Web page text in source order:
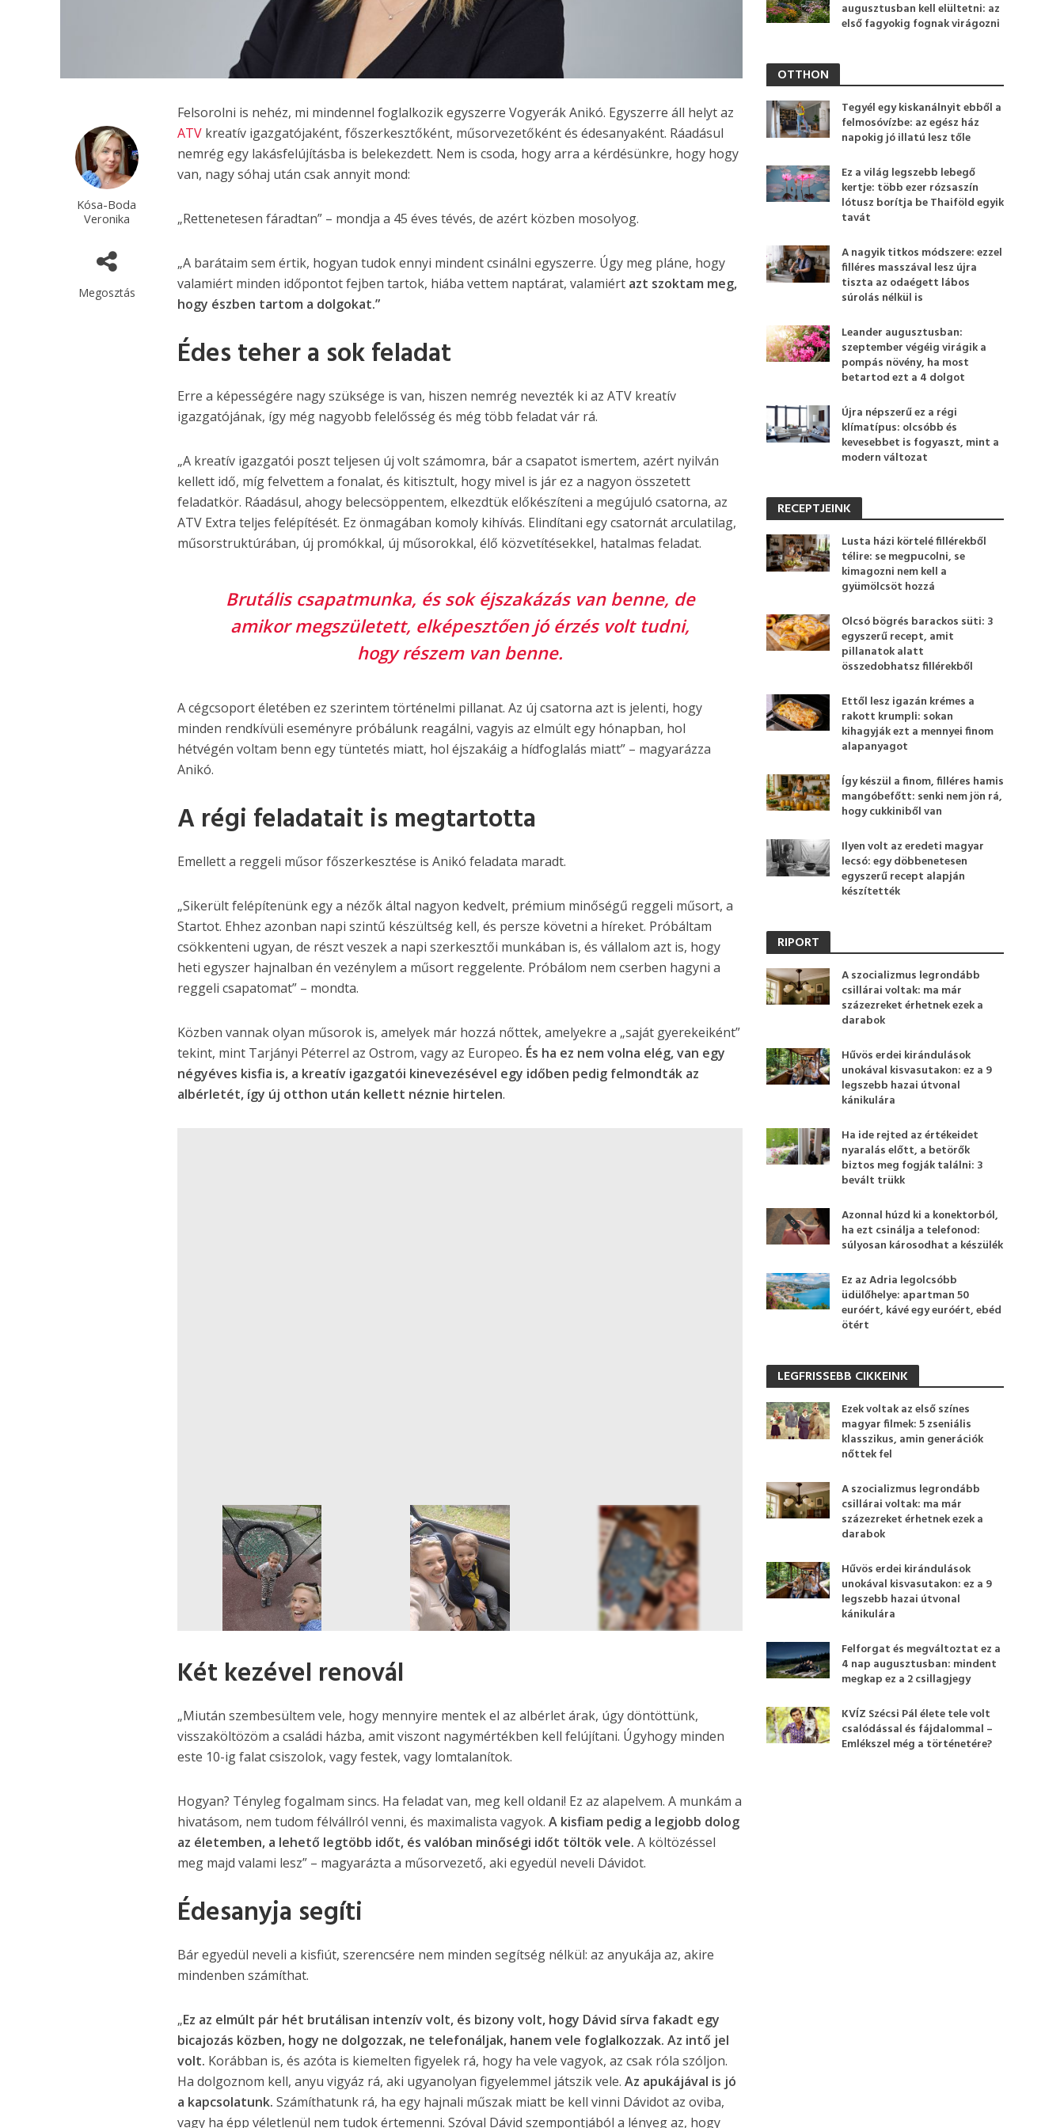
Kósa-Boda
Veronika
Megosztás
Felsorolni is nehéz, mi mindennel foglalkozik egyszerre Vogyerák Anikó. Egyszerre áll helyt az
ATV kreatív igazgatójaként, főszerkesztőként, műsorvezetőként és édesanyaként. Ráadásul
nemrég egy lakásfelújításba is belekezdett. Nem is csoda, hogy arra a kérdésünkre, hogy hogy
van, nagy sóhaj után csak annyit mond:
„Rettenetesen fáradtan” – mondja a 45 éves tévés, de azért közben mosolyog.
„A barátaim sem értik, hogyan tudok ennyi mindent csinálni egyszerre. Úgy meg pláne, hogy
valamiért minden időpontot fejben tartok, hiába vettem naptárat, valamiért azt szoktam meg,
hogy észben tartom a dolgokat.”
Édes teher a sok feladat
Erre a képességére nagy szüksége is van, hiszen nemrég nevezték ki az ATV kreatív
igazgatójának, így még nagyobb felelősség és még több feladat vár rá.
„A kreatív igazgatói poszt teljesen új volt számomra, bár a csapatot ismertem, azért nyilván
kellett idő, míg felvettem a fonalat, és kitisztult, hogy mivel is jár ez a nagyon összetett
feladatkör. Ráadásul, ahogy belecsöppentem, elkezdtük előkészíteni a megújuló csatorna, az
ATV Extra teljes felépítését. Ez önmagában komoly kihívás. Elindítani egy csatornát arculatilag,
műsorstruktúrában, új promókkal, új műsorokkal, élő közvetítésekkel, hatalmas feladat.
Brutális csapatmunka, és sok éjszakázás van benne, de
amikor megszületett, elképesztően jó érzés volt tudni,
hogy részem van benne.
A cégcsoport életében ez szerintem történelmi pillanat. Az új csatorna azt is jelenti, hogy
minden rendkívüli eseményre próbálunk reagálni, vagyis az elmúlt egy hónapban, hol
hétvégén voltam benn egy tüntetés miatt, hol éjszakáig a hídfoglalás miatt” – magyarázza
Anikó.
A régi feladatait is megtartotta
Emellett a reggeli műsor főszerkesztése is Anikó feladata maradt.
„Sikerült felépítenünk egy a nézők által nagyon kedvelt, prémium minőségű reggeli műsort, a
Startot. Ehhez azonban napi szintű készültség kell, és persze követni a híreket. Próbáltam
csökkenteni ugyan, de részt veszek a napi szerkesztői munkában is, és vállalom azt is, hogy
heti egyszer hajnalban én vezénylem a műsort reggelente. Próbálom nem cserben hagyni a
reggeli csapatomat” – mondta.
Közben vannak olyan műsorok is, amelyek már hozzá nőttek, amelyekre a „saját gyerekeiként”
tekint, mint Tarjányi Péterrel az Ostrom, vagy az Europeo. És ha ez nem volna elég, van egy
négyéves kisfia is, a kreatív igazgatói kinevezésével egy időben pedig felmondták az
albérletét, így új otthon után kellett néznie hirtelen.
Két kezével renovál
„Miután szembesültem vele, hogy mennyire mentek el az albérlet árak, úgy döntöttünk,
visszaköltözöm a családi házba, amit viszont nagymértékben kell felújítani. Úgyhogy minden
este 10-ig falat csiszolok, vagy festek, vagy lomtalanítok.
Hogyan? Tényleg fogalmam sincs. Ha feladat van, meg kell oldani! Ez az alapelvem. A munkám a
hivatásom, nem tudom félvállról venni, és maximalista vagyok. A kisfiam pedig a legjobb dolog
az életemben, a lehető legtöbb időt, és valóban minőségi időt töltök vele. A költözéssel
meg majd valami lesz” – magyarázta a műsorvezető, aki egyedül neveli Dávidot.
Édesanyja segíti
Bár egyedül neveli a kisfiút, szerencsére nem minden segítség nélkül: az anyukája az, akire
mindenben számíthat.
„Ez az elmúlt pár hét brutálisan intenzív volt, és bizony volt, hogy Dávid sírva fakadt egy
bicajozás közben, hogy ne dolgozzak, ne telefonáljak, hanem vele foglalkozzak. Az intő jel
volt. Korábban is, és azóta is kiemelten figyelek rá, hogy ha vele vagyok, az csak róla szóljon.
Ha dolgoznom kell, anyu vigyáz rá, aki ugyanolyan figyelemmel játszik vele. Az apukájával is jó
a kapcsolatunk. Számíthatunk rá, ha egy hajnali műszak miatt be kell vinni Dávidot az oviba,
vagy ha épp véletlenül nem tudok értemenni. Szóval Dávid szempontjából a lényeg az, hogy
augusztusban kell elültetni: az
első fagyokig fognak virágozni
OTTHON
Tegyél egy kiskanálnyit ebből a
felmosóvízbe: az egész ház
napokig jó illatú lesz tőle
Ez a világ legszebb lebegő
kertje: több ezer rózsaszín
lótusz borítja be Thaiföld egyik
tavát
A nagyik titkos módszere: ezzel
filléres masszával lesz újra
tiszta az odaégett lábos
súrolás nélkül is
Leander augusztusban:
szeptember végéig virágik a
pompás növény, ha most
betartod ezt a 4 dolgot
Újra népszerű ez a régi
klímatípus: olcsóbb és
kevesebbet is fogyaszt, mint a
modern változat
RECEPTJEINK
Lusta házi körtelé fillérekből
télire: se megpucolni, se
kimagozni nem kell a
gyümölcsöt hozzá
Olcsó bögrés barackos süti: 3
egyszerű recept, amit
pillanatok alatt
összedobhatsz fillérekből
Ettől lesz igazán krémes a
rakott krumpli: sokan
kihagyják ezt a mennyei finom
alapanyagot
Így készül a finom, filléres hamis
mangóbefőtt: senki nem jön rá,
hogy cukkiniből van
Ilyen volt az eredeti magyar
lecsó: egy döbbenetesen
egyszerű recept alapján
készítették
RIPORT
A szocializmus legrondább
csillárai voltak: ma már
százezreket érhetnek ezek a
darabok
Hűvös erdei kirándulások
unokával kisvasutakon: ez a 9
legszebb hazai útvonal
kánikulára
Ha ide rejted az értékeidet
nyaralás előtt, a betörők
biztos meg fogják találni: 3
bevált trükk
Azonnal húzd ki a konektorból,
ha ezt csinálja a telefonod:
súlyosan károsodhat a készülék
Ez az Adria legolcsóbb
üdülőhelye: apartman 50
euróért, kávé egy euróért, ebéd
ötért
LEGFRISSEBB CIKKEINK
Ezek voltak az első színes
magyar filmek: 5 zseniális
klasszikus, amin generációk
nőttek fel
A szocializmus legrondább
csillárai voltak: ma már
százezreket érhetnek ezek a
darabok
Hűvös erdei kirándulások
unokával kisvasutakon: ez a 9
legszebb hazai útvonal
kánikulára
Felforgat és megváltoztat ez a
4 nap augusztusban: mindent
megkap ez a 2 csillagjegy
KVÍZ Szécsi Pál élete tele volt
csalódással és fájdalommal –
Emlékszel még a történetére?